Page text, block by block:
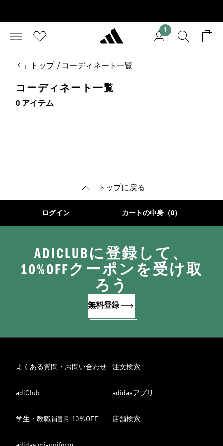
1
戻
トップ / コーディネート一覧
コーディネート一覧
0 アイテム
トップに戻る
ログイン カートの中身（0）
ADICLUBに登録して、
10%OFFクーポンを受け取
ろう
無料登録
よくある質問・お問い合わせ 注文検索
adiClub adidasアプリ
学生・教職員割引10％OFF 店舗検索